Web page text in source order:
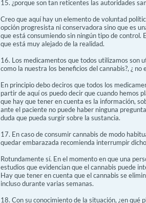
15. ¿porque son tan reticentes las autoridades
Creo que aquí hay un elemento de voluntad
opción progresista ni conservadora sino que es
que está consumiendo sin ningún tipo de control.
que está muy alejado de la realidad.
16. Los medicamentos que todos utilizamos son
como la nuestra los beneficios del cannabis?, ¿
En principio debo deciros que todos los
partir de aquí os puedo decir que cuando hemos
que hay que tener en cuenta es la información,
ante el paciente no puede haber ninguna
duda que pueda surgir sobre la sustancia.
17. En caso de consumir cannabis de modo
quedar embarazada recomienda interrumpir
Rotundamente sí. En el momento en que una
estudios que evidencian que el cannabis puede
Hay que tener en cuenta que el cannabis se
incluso durante varias semanas.
18. Con su conocimiento de la situación, ¿en